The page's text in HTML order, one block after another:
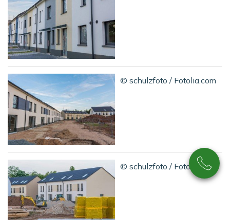
© schulzfoto / Fotolia.com
© schulzfoto / Fotolia.com